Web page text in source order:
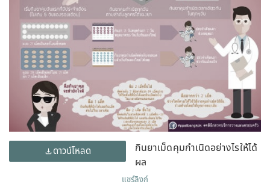
ดาวน์โหลด
กินยาเม็ดคุมกำเนิดอย่างไรให้ได้
ผล
แชร์ลิงก์